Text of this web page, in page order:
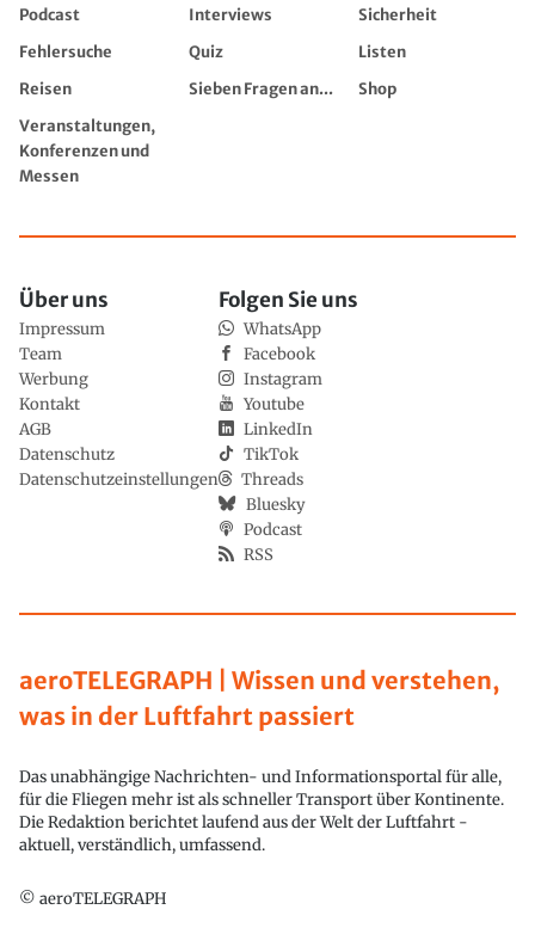
Podcast
Interviews
Sicherheit
Fehlersuche
Quiz
Listen
Reisen
Sieben Fragen an...
Shop
Veranstaltungen,
Konferenzen und
Messen
aeroTELEGRAPH | Wissen und verstehen,
was in der Luftfahrt passiert
Das unabhängige Nachrichten- und Informationsportal für alle,
für die Fliegen mehr ist als schneller Transport über Kontinente.
Die Redaktion berichtet laufend aus der Welt der Luftfahrt -
aktuell, verständlich, umfassend.
© aeroTELEGRAPH
Über uns
Impressum
Team
Werbung
Kontakt
AGB
Datenschutz
Datenschutzeinstellungen
Folgen Sie uns
WhatsApp
Facebook
Instagram
Youtube
LinkedIn
TikTok
Threads
Bluesky
Podcast
RSS